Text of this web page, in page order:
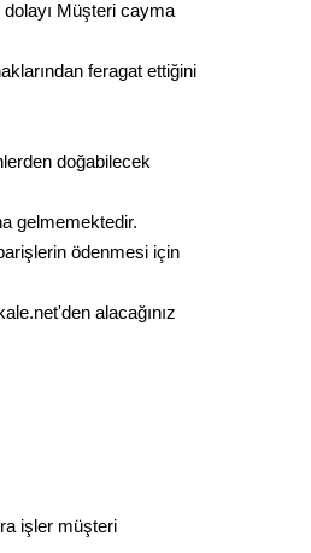
Müşteri cayma
feragat ettiğini
doğabilecek
gelmemektedir.
ödenmesi için
alacağınız
işler müşteri